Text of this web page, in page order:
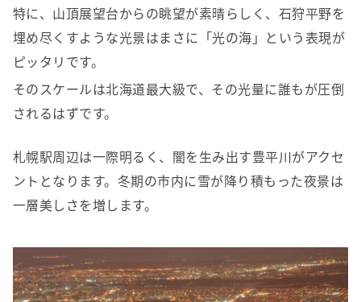
特に、山頂展望台からの眺望が素晴らしく、石狩平野を
埋め尽くすような光景はまさに「光の海」という表現が
ピッタリです。
そのスケールは北海道最大級で、その光量に誰もが圧倒
されるはずです。
札幌駅周辺は一際明るく、闇を生み出す豊平川がアクセ
ントとなります。冬期の市内に雪が降り積もった夜景は
一層美しさを増します。